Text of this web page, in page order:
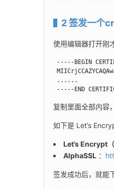
2 签发一个
使用编辑器打开刚
-----BEGIN
......
-----END
复制里面全部内容
如下是 Let’s
Let’s Encrypt（
AlphaSSL：
签发成功后，就能